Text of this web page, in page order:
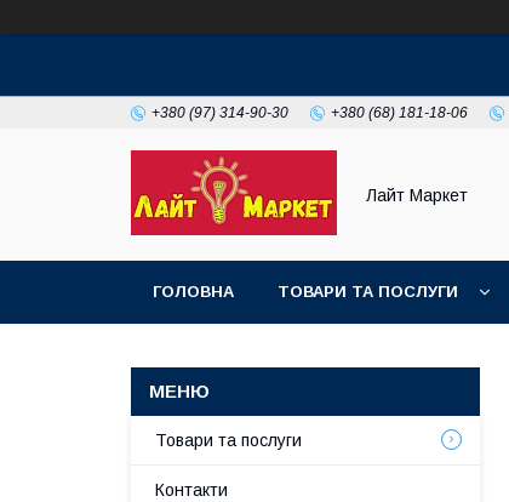
+380 (97) 314-90-30 +380 (68) 181-18-06
Лайт Маркет
ГОЛОВНА ТОВАРИ ТА ПОСЛУГИ
Товари та послуги
Контакти